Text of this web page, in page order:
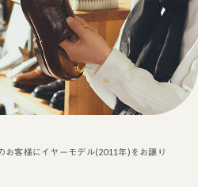
お客様にイヤーモデル(2011年)をお譲り